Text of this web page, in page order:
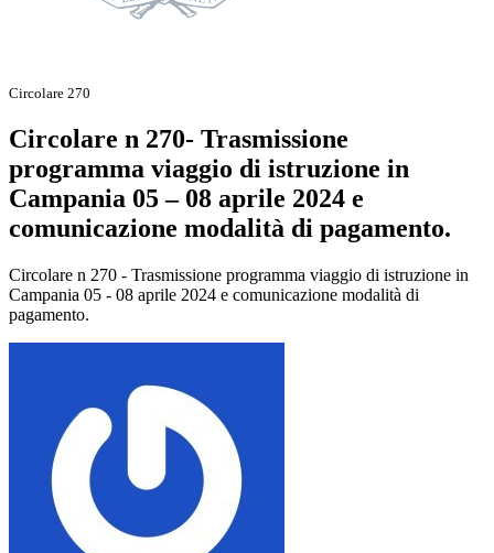
Circolare 270
Circolare n 270- Trasmissione
programma viaggio di istruzione in
Campania 05 – 08 aprile 2024 e
comunicazione modalità di pagamento.
Circolare n 270 - Trasmissione programma viaggio di istruzione in
Campania 05 - 08 aprile 2024 e comunicazione modalità di
pagamento.